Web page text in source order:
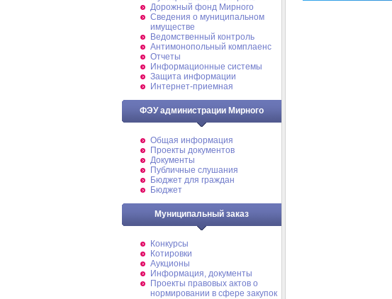
Дорожный фонд Мирного
Cведения о муниципальном
имуществе
Ведомственный контроль
Антимонопольный комплаенс
Отчеты
Информационные системы
Защита информации
Интернет-приемная
ФЭУ администрации Мирного
Общая информация
Проекты документов
Документы
Публичные слушания
Бюджет для граждан
Бюджет
Муниципальный заказ
Конкурсы
Котировки
Аукционы
Информация, документы
Проекты правовых актов о
нормировании в сфере закупок